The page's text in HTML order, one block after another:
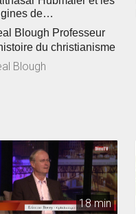
de
»
Blough Professeur
du christianisme
Blough
18 min